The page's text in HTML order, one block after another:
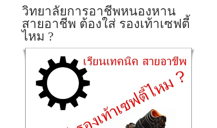
วิทยาลัยการอาชีพหนองหาน
สายอาชีพ ต้องใส่ รองเท้าเซฟตี้
ไหม ?